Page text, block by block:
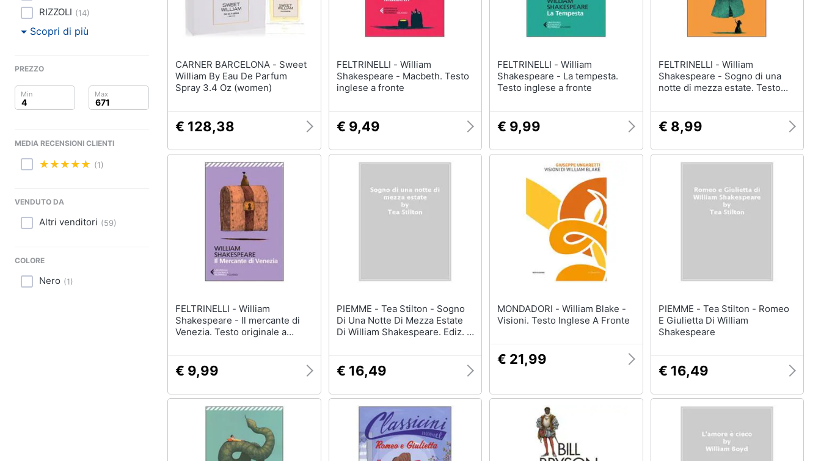
Arredo
Brico e Giardinaggio
Prima infanzia
Casalinghi
Animali
RIZZOLI (14)
Scopri di più
PREZZO
MEDIA RECENSIONI CLIENTI
(1)
VENDUTO DA
Altri venditori (59)
COLORE
Nero (1)
CARNER BARCELONA - Sweet
William By Eau De Parfum
Spray 3.4 Oz (women)
€ 128,38
FELTRINELLI - William
Shakespeare - Macbeth. Testo
inglese a fronte
€ 9,49
FELTRINELLI - William
Shakespeare - La tempesta.
Testo inglese a fronte
€ 9,99
FELTRINELLI - William
Shakespeare - Sogno di una
notte di mezza estate. Testo
€ 8,99
FELTRINELLI - William
Shakespeare - Il mercante di
Venezia. Testo originale a
€ 9,99
PIEMME - Tea Stilton - Sogno
Di Una Notte Di Mezza Estate
Di William Shakespeare. Ediz. A
€ 16,49
MONDADORI - William Blake -
Visioni. Testo Inglese A Fronte
€ 21,99
PIEMME - Tea Stilton - Romeo
E Giulietta Di William
Shakespeare
€ 16,49